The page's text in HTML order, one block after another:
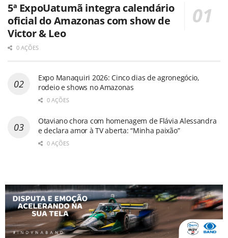
5ª ExpoUatumã integra calendário
oficial do Amazonas com show de
Victor & Leo
0 AÇÕES
Expo Manaquiri 2026: Cinco dias de agronegócio,
rodeio e shows no Amazonas
0 AÇÕES
Otaviano chora com homenagem de Flávia Alessandra
e declara amor à TV aberta: “Minha paixão”
0 AÇÕES